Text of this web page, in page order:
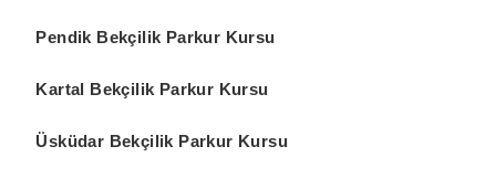
Pendik Bekçilik Parkur Kursu
Kartal Bekçilik Parkur Kursu
Üsküdar Bekçilik Parkur Kursu